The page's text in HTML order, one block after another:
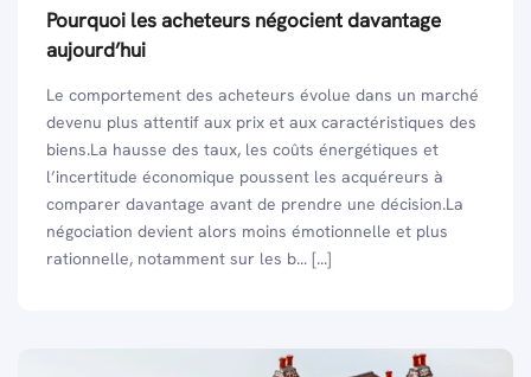
Pourquoi les acheteurs négocient davantage
aujourd’hui
Le comportement des acheteurs évolue dans un marché
devenu plus attentif aux prix et aux caractéristiques des
biens.La hausse des taux, les coûts énergétiques et
l’incertitude économique poussent les acquéreurs à
comparer davantage avant de prendre une décision.La
négociation devient alors moins émotionnelle et plus
rationnelle, notamment sur les b... [...]